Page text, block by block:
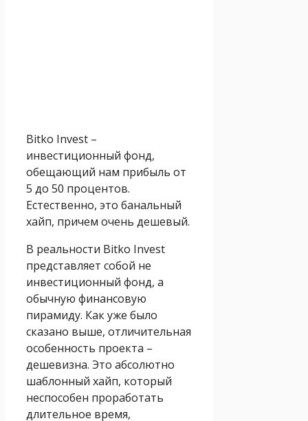
Bitko Invest –
инвестиционный фонд,
обещающий нам прибыль от
5 до 50 процентов.
Естественно, это банальный
хайп, причем очень дешевый.
В реальности Bitko Invest
представляет собой не
инвестиционный фонд, а
обычную финансовую
пирамиду. Как уже было
сказано выше, отличительная
особенность проекта –
дешевизна. Это абсолютно
шаблонный хайп, который
неспособен проработать
длительное время,